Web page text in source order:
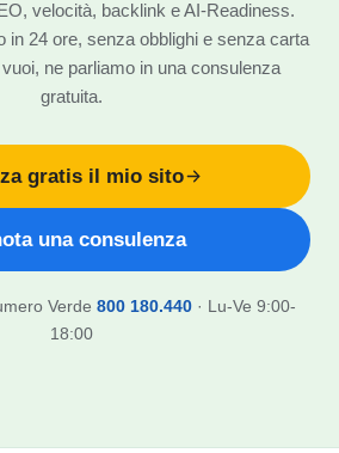
velocità, backlink e AI-Readiness.
in 24 ore, senza obblighi e senza carta
ne parliamo in una consulenza
gratuita.
gratis il mio sito
una consulenza
Verde 800 180.440· Lu-Ve 9:00-
18:00